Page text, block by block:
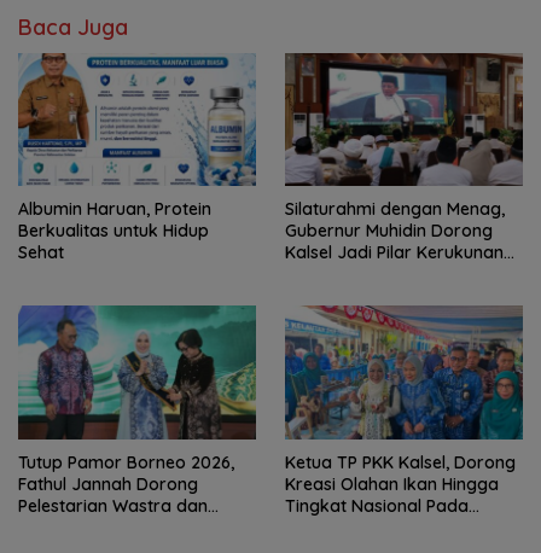
Baca Juga
Albumin Haruan, Protein
Berkualitas untuk Hidup
Sehat
Silaturahmi dengan Menag,
Gubernur Muhidin Dorong
Kalsel Jadi Pilar Kerukunan
Tutup Pamor Borneo 2026,
Fathul Jannah Dorong
Pelestarian Wastra dan
Ketua TP PKK Kalsel, Dorong
Kreasi Olahan Ikan Hingga
Tingkat Nasional Pada